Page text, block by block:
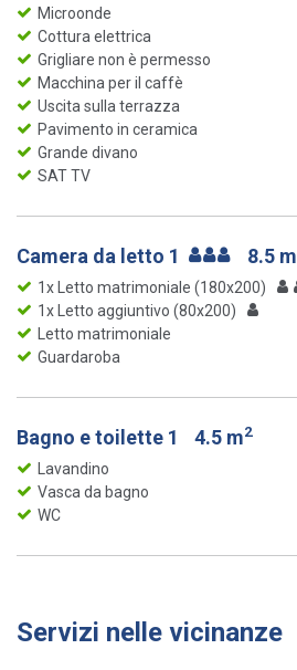
Microonde
Cottura elettrica
Grigliare non è permesso
Macchina per il caffè
Uscita sulla terrazza
Pavimento in ceramica
Grande divano
SAT TV
Camera da letto 1 8.5 m
1x Letto matrimoniale (180x200)
1x Letto aggiuntivo (80x200)
Letto matrimoniale
Guardaroba
Bagno e toilette 1 4.5 m2
Lavandino
Vasca da bagno
WC
Servizi nelle vicinanze